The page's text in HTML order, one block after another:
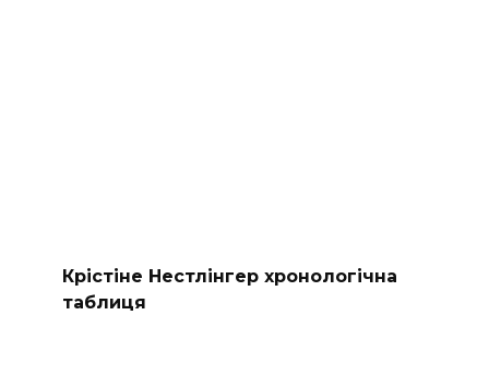
Крістіне Нестлінгер хронологічна
таблиця